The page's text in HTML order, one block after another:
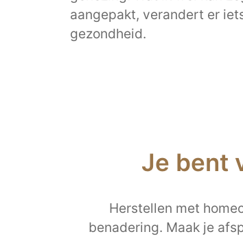
aangepakt, verandert er
gezondheid.
Je bent
Herstellen met
benadering. Maak je